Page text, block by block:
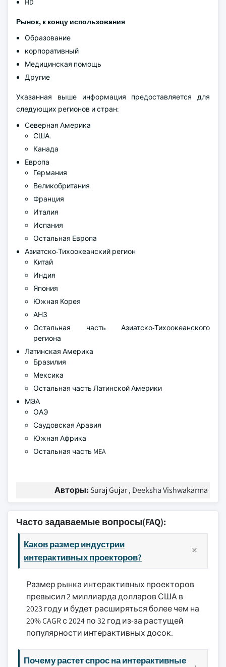
HD
Рынок, к концу использования
Образование
корпоративный
Медицинская помощь
Другие
Указанная выше информация предоставляется для
следующих регионов и стран:
Северная Америка
США.
Канада
Европа
Германия
Великобритания
Франция
Италия
Испания
Остальная Европа
Азиатско-Тихоокеанский регион
Китай
Индия
Япония
Южная Корея
АНЗ
Остальная часть Азиатско-Тихоокеанского
региона
Латинская Америка
Бразилия
Мексика
Остальная часть Латинской Америки
МЭА
ОАЭ
Саудовская Аравия
Южная Африка
Остальная часть MEA
Авторы: Suraj Gujar , Deeksha Vishwakarma
Часто задаваемые вопросы(FAQ):
Каков размер индустрии
интерактивных проекторов?
Размер рынка интерактивных проекторов
превысил 2 миллиарда долларов США в
2023 году и будет расширяться более чем на
20% CAGR с 2024 по 32 год из-за растущей
популярности интерактивных досок.
Почему растет спрос на интерактивные